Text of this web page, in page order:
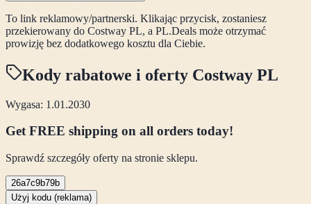
To link reklamowy/partnerski. Klikając przycisk, zostaniesz
przekierowany do Costway PL, a PL.Deals może otrzymać
prowizję bez dodatkowego kosztu dla Ciebie.
Kody rabatowe i oferty Costway PL
Wygasa: 1.01.2030
Get FREE shipping on all orders today!
Sprawdź szczegóły oferty na stronie sklepu.
26a7c9b79b
Użyj kodu (reklama)